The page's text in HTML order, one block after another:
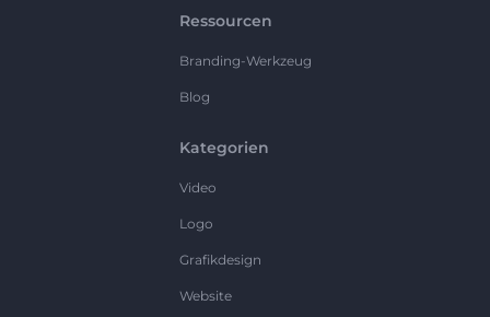
Ressourcen
Branding-Werkzeug
Blog
Kategorien
Video
Logo
Grafikdesign
Website